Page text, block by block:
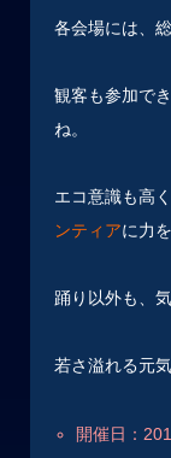
各会場には、
観客も参加で
ね。
エコ意識も高く
ンティアに力
踊り以外も、
若さ溢れる元
開催日：